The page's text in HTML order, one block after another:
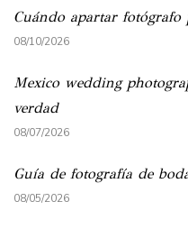
Cuándo apartar
08/10/2026
Mexico wedding
verdad
08/07/2026
Guía de fotografía de
08/05/2026